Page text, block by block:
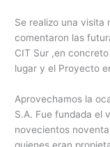
Se realizo una visita
comentaron las
CIT Sur ,en
lugar y el Proyecto
Aprovechamos la
S.A. Fue fundada el
novecientos